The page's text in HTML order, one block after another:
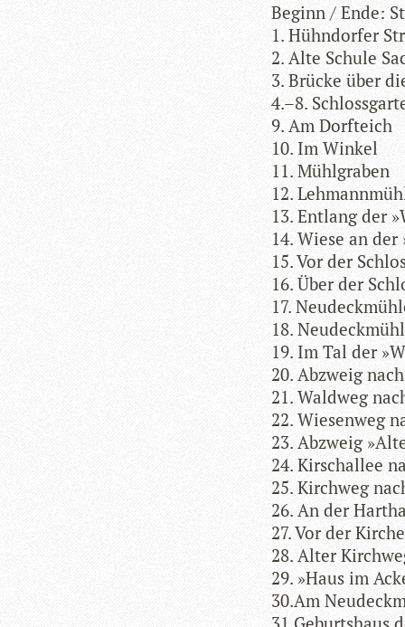
Beginn / Ende:
1. Hühndorfer
2. Alte Schule
3. Brücke über
4.–8.
9. Am Dorfteich
10. Im Winkel
11. Mühlgraben
12.
13. Ent­lang der
14. Wiese an
15. Vor der
16. Über der
17.
18.
19. Im Tal der
20. Abzweig
21. Wald­weg
22. Wie­sen­weg
23. Abzweig
24. Kir­sch­al­lee
25. Kirch­weg
26. An der
27. Vor der
28. Alter
29. »Haus im
30.Am